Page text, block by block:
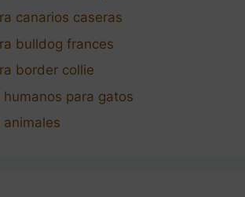
canarios caseras
bulldog frances
border collie
para gatos